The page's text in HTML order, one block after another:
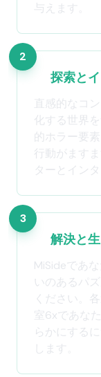
与えます。
2
探索と
直感的なコ
化する世界
的ホラー要
行動がます
ターとイン
3
解決と
MiSideであ
いのあるパ
ください。
室6xであな
らかにする
します。